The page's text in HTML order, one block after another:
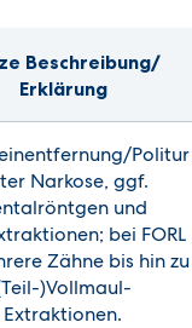
Beschreibung/
Erklärung
Politur
Narkose, ggf.
und
bei FORL
Zähne bis hin zu
)Vollmaul-
Extraktionen.